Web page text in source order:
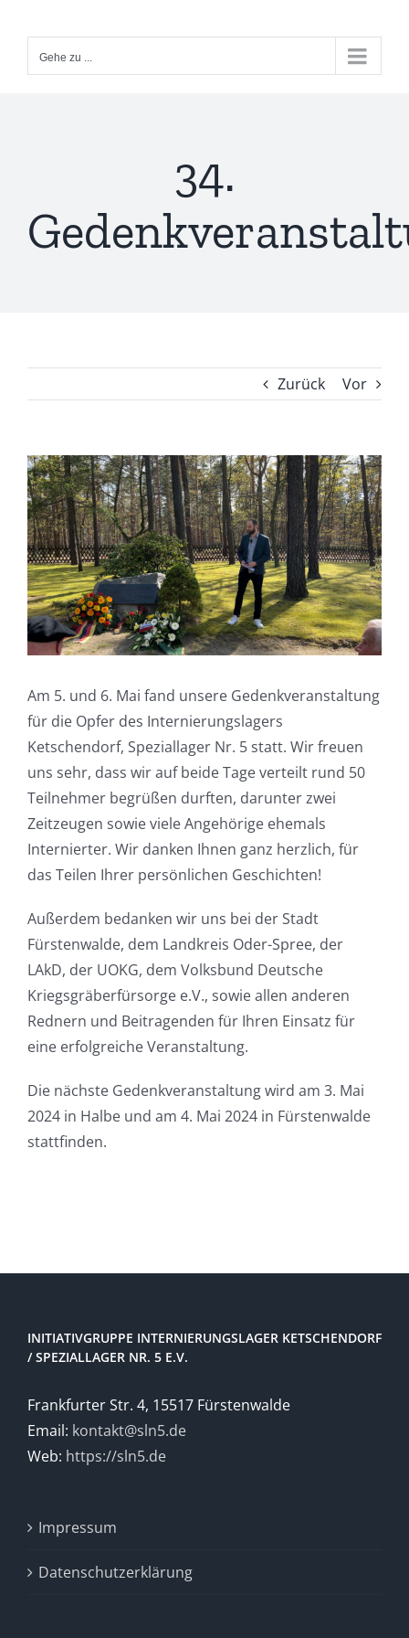
Inhalt
springenGehe zu ...
34.
Zurück Vor
Zeige
grösseres
Bild
Am 5. und 6. Mai fand unsere Gedenkveranstaltung
für die Opfer des Internierungslagers
Ketschendorf, Speziallager Nr. 5 statt. Wir freuen
uns sehr, dass wir auf beide Tage verteilt rund 50
Teilnehmer begrüßen durften, darunter zwei
Zeitzeugen sowie viele Angehörige ehemals
Internierter. Wir danken Ihnen ganz herzlich, für
das Teilen Ihrer persönlichen Geschichten!
Außerdem bedanken wir uns bei der Stadt
Fürstenwalde, dem Landkreis Oder-Spree, der
LAkD, der UOKG, dem Volksbund Deutsche
Kriegsgräberfürsorge e.V., sowie allen anderen
Rednern und Beitragenden für Ihren Einsatz für
eine erfolgreiche Veranstaltung.
Die nächste Gedenkveranstaltung wird am 3. Mai
2024 in Halbe und am 4. Mai 2024 in Fürstenwalde
stattfinden.
INITIATIVGRUPPE INTERNIERUNGSLAGER KETSCHENDORF
/ SPEZIALLAGER NR. 5 E.V.
Frankfurter Str. 4, 15517 Fürstenwalde
Email: kontakt@sln5.de
Web: https://sln5.de
Impressum
Datenschutzerklärung